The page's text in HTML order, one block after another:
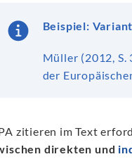
Beispiel:
Müller (2012,
der
zitieren im Text
direkten und